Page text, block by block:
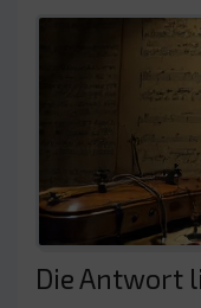
Die Antwort